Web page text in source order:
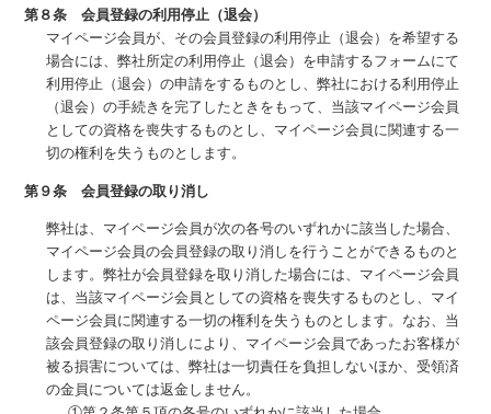
第８条 会員登録の利用停止（退会）
マイページ会員が、その会員登録の利用停止（退会）を希望する
場合には、弊社所定の利用停止（退会）を申請するフォームにて
利用停止（退会）の申請をするものとし、弊社における利用停止
（退会）の手続きを完了したときをもって、当該マイページ会員
としての資格を喪失するものとし、マイページ会員に関連する一
切の権利を失うものとします。
第９条 会員登録の取り消し
弊社は、マイページ会員が次の各号のいずれかに該当した場合、
マイページ会員の会員登録の取り消しを行うことができるものと
します。弊社が会員登録を取り消した場合には、マイページ会員
は、当該マイページ会員としての資格を喪失するものとし、マイ
ページ会員に関連する一切の権利を失うものとします。なお、当
該会員登録の取り消しにより、マイページ会員であったお客様が
被る損害については、弊社は一切責任を負担しないほか、受領済
の金員については返金しません。